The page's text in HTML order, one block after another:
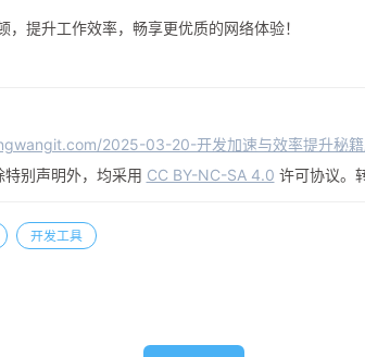
image-20250320090117696
!，你就可以体验飞一般的 Docker 镜像拉取速度了！